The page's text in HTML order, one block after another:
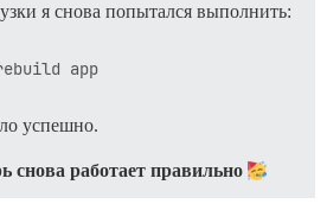
я снова попытался выполнить:
успешно.
снова работает правильно